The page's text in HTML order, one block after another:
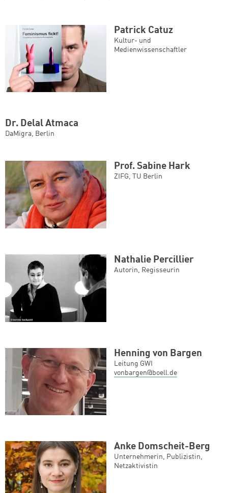
Patrick Catuz
Kultur- und
Medienwissenschaftler
Dr. Delal Atmaca
DaMigra, Berlin
Prof. Sabine Hark
ZIFG, TU Berlin
Nathalie Percillier
Autorin, Regisseurin
Henning von Bargen
Leitung GWI
vonbargen@boell.de
Anke Domscheit-Berg
Unternehmerin, Publizistin,
Netzaktivistin